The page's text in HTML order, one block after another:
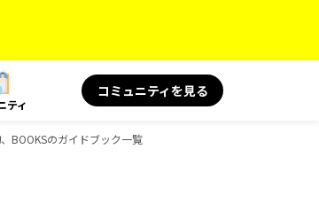
ティ
コミュニティを見る
BOOKSのガイドブック一覧